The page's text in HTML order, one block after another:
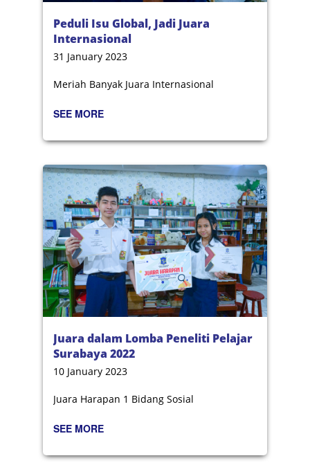
Peduli Isu Global, Jadi Juara
Internasional
31 January 2023
Meriah Banyak Juara Internasional
SEE MORE
Juara dalam Lomba Peneliti Pelajar
Surabaya 2022
10 January 2023
Juara Harapan 1 Bidang Sosial
SEE MORE